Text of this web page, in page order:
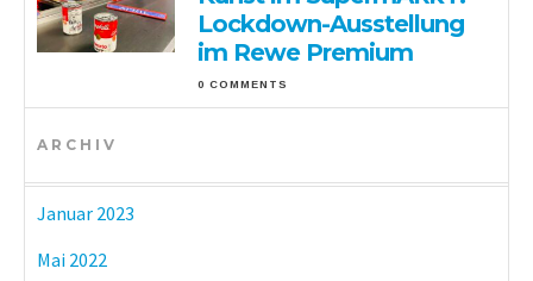
Lockdown-Ausstellung
im Rewe Premium
0 COMMENTS
ARCHIV
Januar 2023
Mai 2022